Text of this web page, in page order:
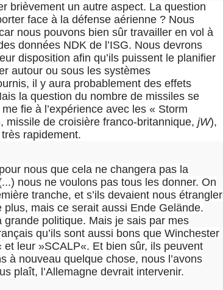
brièvement un autre aspect. La question
face à la défense aérienne ? Nous
nous pouvons bien sûr travailler en vol à
données NDK de l’ISG. Nous devrons
disposition afin qu’ils puissent le planifier
autour ou sous les systèmes
il y aura probablement des effets
la question du nombre de missiles se
fie à l’expérience avec les « Storm
missile de croisière franco-britannique, jW),
rapidement.
nous que cela ne changera pas la
nous ne voulons pas tous les donner. On
tranche, et s’ils devaient nous étrangler
mais ce serait aussi Ende Gelände.
grande politique. Mais je sais par mes
qu’ils sont aussi bons que Winchester
leur »SCALP«. Et bien sûr, ils peuvent
à nouveau quelque chose, nous l’avons
plaît, l’Allemagne devrait intervenir.